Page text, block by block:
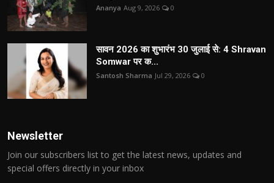
Ananya Aug 9, 2026 0
सावन 2026 का शुभारंभ 30 जुलाई से: 4 Shravan
Somwar पर क...
Santosh Sharma Jul 29, 2026 0
Newsletter
Join our subscribers list to get the latest news, updates and
special offers directly in your inbox